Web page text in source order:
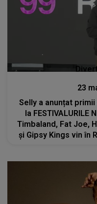
23
Selly a anunțat
la FESTIVALURILE
Timbaland, Fat Joe,
și Gipsy Kings vin în